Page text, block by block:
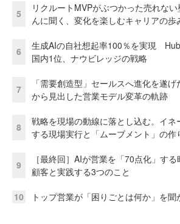
5
リクルートMVPがぶつかった売れな
んに聞く、変化を楽しむキャリアの歩
6
生成AIの自社想起率100％を実現
国内1位、ナウビレッジの戦略
7
「需要創造型」セールスへ進化を遂
から見出した営業モデル変革の軌跡
8
戦略を現場の動線に落とし込む。イ
する現場実行と「ムーブメント」の作
9
［最終回］AIが営業を「70点化」す
顧客と実践する3つのこと
10 トップ営業が「困りごとは何か」を聞